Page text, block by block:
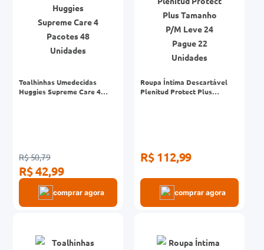
Toalhinhas Umedecidas
Huggies Supreme Care 4
R$ 50,79
R$ 42,99
comprar agora
Roupa Íntima Descartável
Plenitud Protect Plus
R$ 112,99
comprar agora